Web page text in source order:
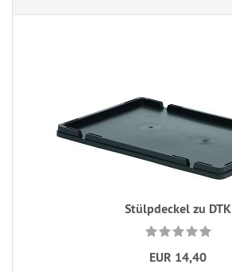
Stülpdeckel zu DTK
EUR 14,40